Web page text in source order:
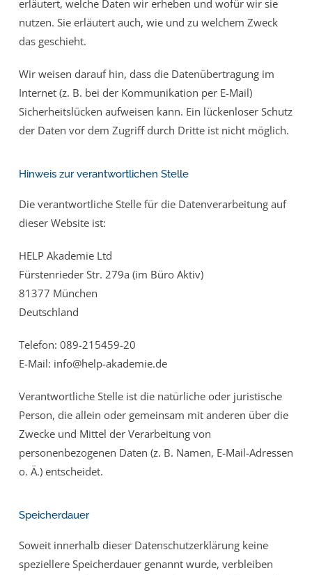
erläutert, welche Daten wir erheben und wofür wir sie
nutzen. Sie erläutert auch, wie und zu welchem Zweck
das geschieht.
Wir weisen darauf hin, dass die Datenübertragung im
Internet (z. B. bei der Kommunikation per E-Mail)
Sicherheitslücken aufweisen kann. Ein lückenloser Schutz
der Daten vor dem Zugriff durch Dritte ist nicht möglich.
Hinweis zur verantwortlichen Stelle
Die verantwortliche Stelle für die Datenverarbeitung auf
dieser Website ist:
HELP Akademie Ltd
Fürstenrieder Str. 279a (im Büro Aktiv)
81377 München
Deutschland
Telefon: 089-215459-20
E-Mail: info@help-akademie.de
Verantwortliche Stelle ist die natürliche oder juristische
Person, die allein oder gemeinsam mit anderen über die
Zwecke und Mittel der Verarbeitung von
personenbezogenen Daten (z. B. Namen, E-Mail-Adressen
o. Ä.) entscheidet.
Speicherdauer
Soweit innerhalb dieser Datenschutzerklärung keine
speziellere Speicherdauer genannt wurde, verbleiben